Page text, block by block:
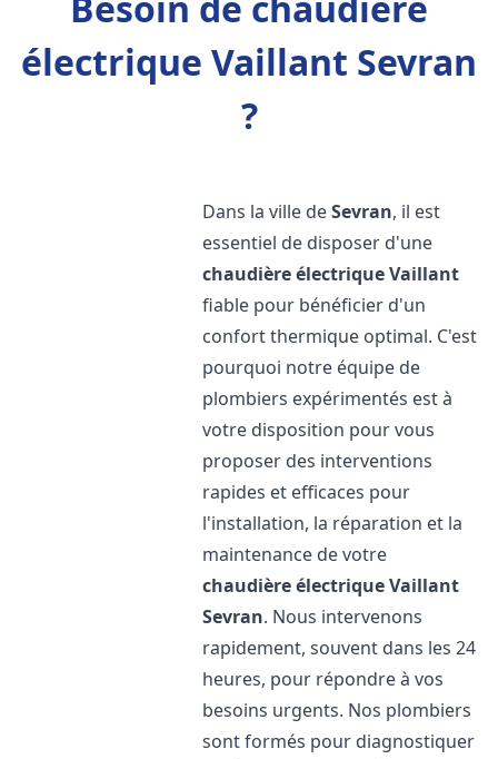
électrique Vaillant Sevran
?
Dans la ville deSevran, il est
essentiel de disposer d'une
chaudière électrique Vaillant
fiable pour bénéficier d'un
confort thermique optimal. C'est
pourquoi notre équipe de
plombiers expérimentés est à
votre disposition pour vous
proposer des interventions
rapides et efficaces pour
l'installation, la réparation et la
maintenance de votre
chaudière électrique Vaillant
Sevran. Nous intervenons
rapidement, souvent dans les 24
heures, pour répondre à vos
besoins urgents. Nos plombiers
sont formés pour diagnostiquer